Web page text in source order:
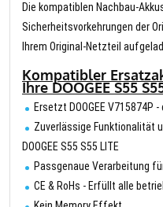
Die kompatiblen Nachbau-
Sicherheitsvorkehrungen der
Ihrem Original-Netzteil
Kompatibler
Ihre DOOGEE S55
Ersetzt DOOGEE
Zuverlässige Funktionalität
DOOGEE S55 S55 LITE
Passgenaue Verarbeitung
CE & RoHs - Erfüllt alle